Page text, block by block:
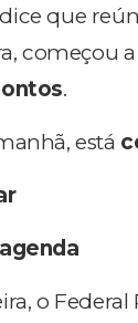
que
começou
.
está
o